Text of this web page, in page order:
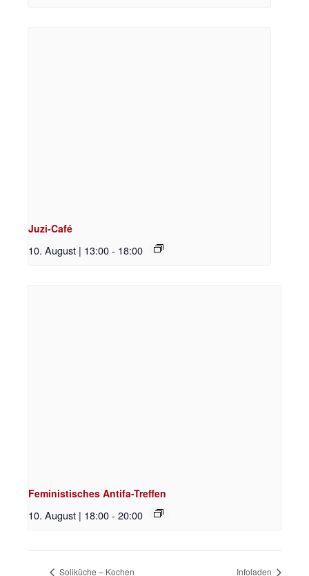
Juzi-Café
10. August | 13:00- 18:00
Feministisches Antifa-Treffen
10. August | 18:00- 20:00
Soliküche – Kochen Infoladen